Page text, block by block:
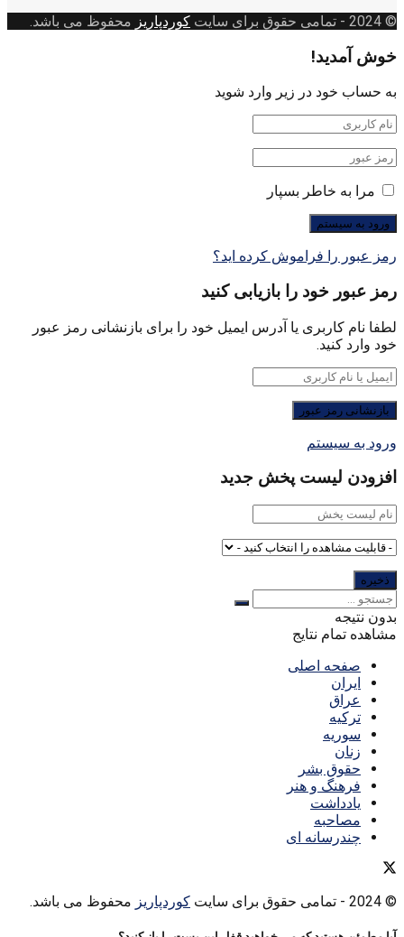
© 2024
- تمامی حقوق برای سایت کوردپاریز محفوظ می باشد.
خوش آمدید!
به حساب خود در زیر وارد شوید
مرا به خاطر بسپار
رمز عبور را فراموش کرده اید؟
رمز عبور خود را بازیابی کنید
لطفا نام کاربری یا آدرس ایمیل خود را برای بازنشانی رمز عبور
خود وارد کنید.
ورود به سیستم
افزودن لیست پخش جدید
بدون نتیجه
مشاهده تمام نتایج
صفحه اصلی
ایران
عراق
ترکیه
سوریه
زنان
حقوق بشر
فرهنگ و هنر
یادداشت
مصاحبه
چندرسانه ای
© 2024 - تمامی حقوق برای سایت کوردپاریز محفوظ می باشد.